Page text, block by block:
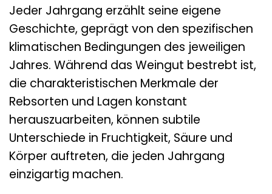
Jeder Jahrgang erzählt seine eigene
Geschichte, geprägt von den spezifischen
klimatischen Bedingungen des jeweiligen
Jahres. Während das Weingut bestrebt ist,
die charakteristischen Merkmale der
Rebsorten und Lagen konstant
herauszuarbeiten, können subtile
Unterschiede in Fruchtigkeit, Säure und
Körper auftreten, die jeden Jahrgang
einzigartig machen.